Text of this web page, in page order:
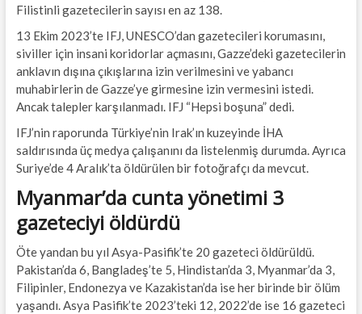
Filistinli gazetecilerin sayısı en az 138.
13 Ekim 2023’te IFJ, UNESCO’dan gazetecileri korumasını,
siviller için insani koridorlar açmasını, Gazze’deki gazetecilerin
anklavın dışına çıkışlarına izin verilmesini ve yabancı
muhabirlerin de Gazze’ye girmesine izin vermesini istedi.
Ancak talepler karşılanmadı. IFJ “Hepsi boşuna” dedi.
IFJ’nin raporunda Türkiye’nin Irak’ın kuzeyinde İHA
saldırısında üç medya çalışanını da listelenmiş durumda. Ayrıca
Suriye’de 4 Aralık’ta öldürülen bir fotoğrafçı da mevcut.
Myanmar’da cunta yönetimi 3
gazeteciyi öldürdü
Öte yandan bu yıl Asya-Pasifik’te 20 gazeteci öldürüldü.
Pakistan’da 6, Bangladeş’te 5, Hindistan’da 3, Myanmar’da 3,
Filipinler, Endonezya ve Kazakistan’da ise her birinde bir ölüm
yaşandı. Asya Pasifik’te 2023’teki 12, 2022’de ise 16 gazeteci